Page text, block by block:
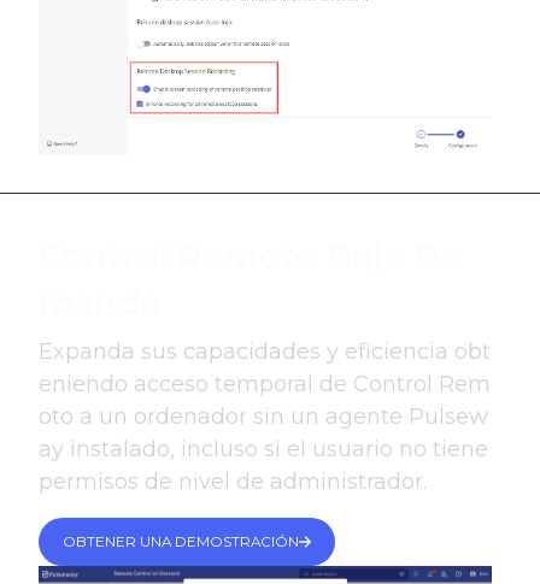
Expanda sus capacidades y eficiencia obt
eniendo acceso temporal de Control Rem
oto a un ordenador sin un agente Pulsew
ay instalado, incluso si el usuario no tiene
permisos de nivel de administrador.
OBTENER UNA DEMOSTRACIÓN